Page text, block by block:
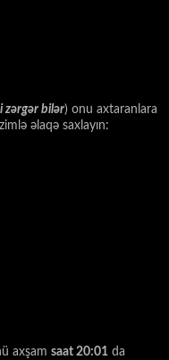
zərgər bilər) onu axtaranlara
əlaqə saxlayın:
axşam saat 20:01 da